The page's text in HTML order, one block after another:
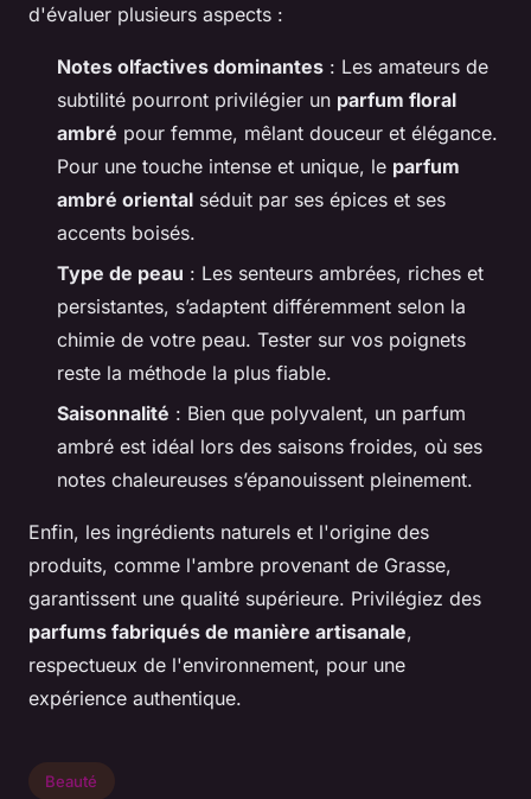
d'évaluer plusieurs aspects :
Notes olfactives dominantes : Les amateurs de
subtilité pourront privilégier un parfum floral
ambré pour femme, mêlant douceur et élégance.
Pour une touche intense et unique, le parfum
ambré oriental séduit par ses épices et ses
accents boisés.
Type de peau : Les senteurs ambrées, riches et
persistantes, s’adaptent différemment selon la
chimie de votre peau. Tester sur vos poignets
reste la méthode la plus fiable.
Saisonnalité : Bien que polyvalent, un parfum
ambré est idéal lors des saisons froides, où ses
notes chaleureuses s’épanouissent pleinement.
Enfin, les ingrédients naturels et l'origine des
produits, comme l'ambre provenant de Grasse,
garantissent une qualité supérieure. Privilégiez des
parfums fabriqués de manière artisanale,
respectueux de l'environnement, pour une
expérience authentique.
Beauté